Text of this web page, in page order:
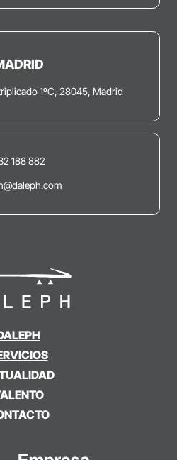
1ºC, 28045, Madrid
188 882